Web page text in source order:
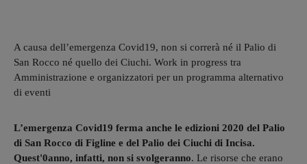
A causa dell’emergenza Covid19, non si correrà né il Palio di
San Rocco né quello dei Ciuchi. Work in progress tra
Amministrazione e organizzatori per un programma alternativo
di eventi
L’emergenza Covid19 ferma anche le edizioni 2020 del Palio
di San Rocco di Figline e del Palio dei Ciuchi di Incisa.
Quest'0anno, infatti, non si svolgeranno. Le risorse che erano